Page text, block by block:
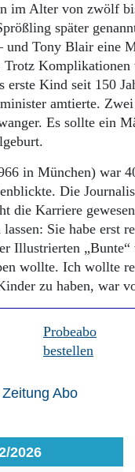
im Alter von zwölf
später
und Tony Blair eine
Trotz
Kind seit 150
amtierte.
Es sollte ein
in München) war
Die
die Karriere
Sie habe erst
Illustrierten „Bunte“
wollte. Ich wollte
zu haben, war
Probeabo
bestellen
2026